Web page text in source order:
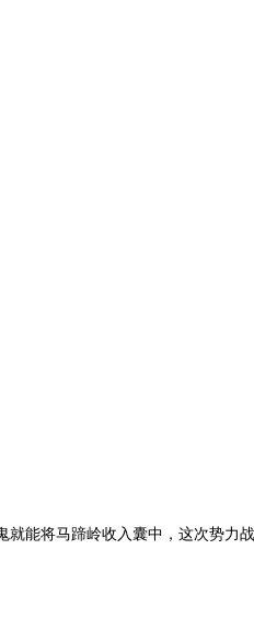
能将马蹄岭收入囊中，这次势力